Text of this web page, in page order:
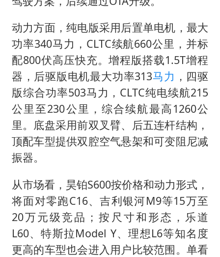
动力方面，纯电版采用后置单电机，最大
功率340马力，CLTC续航660公里，并标
配800伏高压快充。增程版搭载1.5T增程
器，后驱版电机最大功率313马力 ，四驱
版综合功率503马力，CLTC纯电续航215
公里至230公里，综合续航最高1260公
里。底盘采用前双叉臂、后五连杆结构，
顶配车型提供双腔空气悬架和可变阻尼减
振器。
从市场看，昊铂S600按价格和动力形式，
将面对零跑C16、吉利银河M9等15万至
20万元级竞品；按尺寸和形态，乐道
L60、特斯拉Model Y、理想L6等知名度
更高的车型也会进入用户比较范围。单看